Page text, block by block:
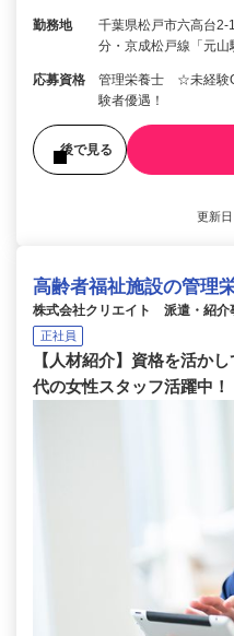
勤務地
千葉県松戸市六高台
分・京成松戸線「元
応募資格
管理栄養士 ☆未経
験者優遇！
後で見る
更新
高齢者福祉施設の管理
株式会社クリエイト 派遣・紹介
正社員
【人材紹介】資格を活か
代の女性スタッフ活躍中！